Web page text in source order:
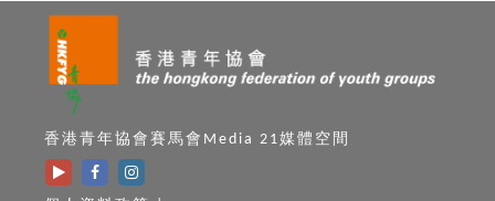
香港青年協會賽馬會Media 21媒體空間